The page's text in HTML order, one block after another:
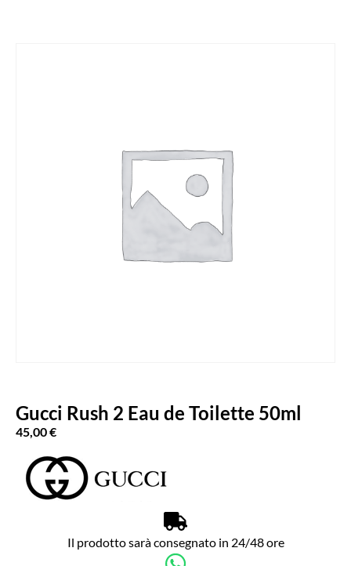
Gucci Rush 2 Eau de Toilette 50ml
45,00€
Il prodotto sarà consegnato in 24/48 ore